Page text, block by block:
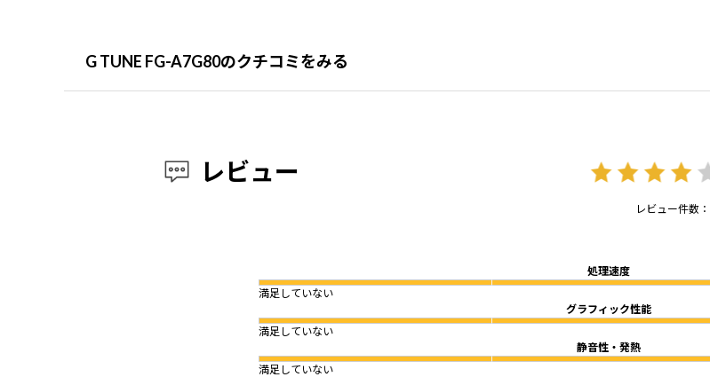
G TUNE FG-A7G80のクチコミをみる
レビュー
レビュー件数：
処理速度
満足していない
グラフィック性能
満足していない
静音性・発熱
満足していない